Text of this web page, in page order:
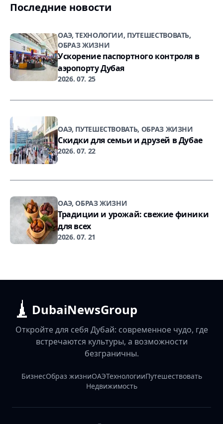
Последние новости
ОАЭ, ТЕХНОЛОГИИ, ПУТЕШЕСТВОВАТЬ,
ОБРАЗ ЖИЗНИ
Ускорение паспортного контроля в
аэропорту Дубая
2026. 07. 25
ОАЭ, ПУТЕШЕСТВОВАТЬ, ОБРАЗ ЖИЗНИ
Скидки для семьи и друзей в Дубае
2026. 07. 22
ОАЭ, ОБРАЗ ЖИЗНИ
Традиции и урожай: свежие финики
для всех
2026. 07. 21
DubaiNewsGroup
Откройте для себя Дубай: современное чудо, где
встречаются культуры, а возможности
безграничны.
БизнесОбраз жизниОАЭТехнологииПутешествовать
Недвижимость